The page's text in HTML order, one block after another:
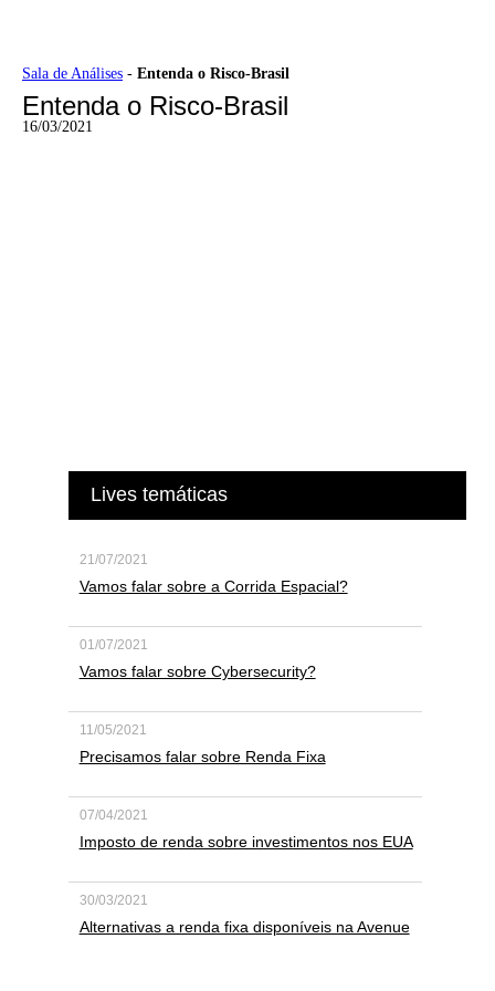
Ir
o
conteúdo
Sala de Análises - Entenda o Risco-Brasil
Entenda o Risco-Brasil
16/03/2021
Lives temáticas
21/07/2021
Vamos falar sobre a Corrida Espacial?
01/07/2021
Vamos falar sobre Cybersecurity?
11/05/2021
Precisamos falar sobre Renda Fixa
07/04/2021
Imposto de renda sobre investimentos nos EUA
30/03/2021
Alternativas a renda fixa disponíveis na Avenue